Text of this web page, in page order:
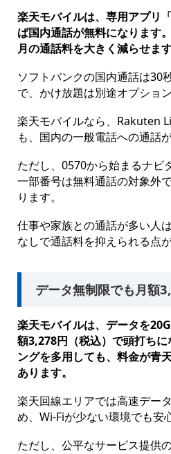
楽天モバイルは、専用アプリ
ば国内通話が無料になります
月の通話料を大きく減らせます
ソフトバンクの国内通話は30
で、かけ放題は別途オプショ
楽天モバイルなら、Rakuten
も、国内の一般電話への通話が
ただし、0570から始まるナビ
一部番号は無料通話の対象外
ります。
仕事や家族との通話が多い人
なしで通話料を抑えられる点が
データ無制限でも月額
楽天モバイルは、データを
額3,278円（税込）で頭打ち
ングを多用しても、料金が青
あります。
楽天回線エリアでは高速デー
め、Wi-Fiが少ない環境でも安
ただし、公平なサービス提供